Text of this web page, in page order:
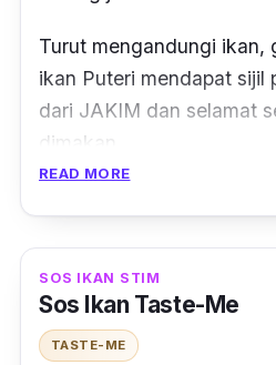
Turut mengandungi ikan,
ikan Puteri mendapat sijil
dari JAKIM dan selamat
dimakan.
elakkan
Untuk sos ikan jenama
READ MORE
SOS IKAN STIM
Sos Ikan Taste-Me
TASTE-ME